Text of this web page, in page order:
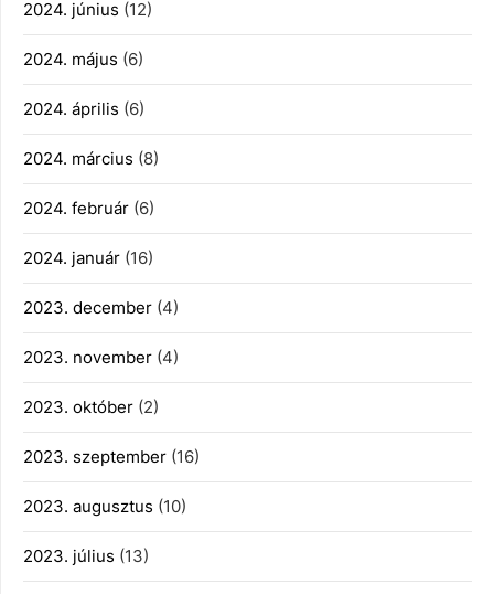
2024. június (12)
2024. május (6)
2024. április (6)
2024. március (8)
2024. február (6)
2024. január (16)
2023. december (4)
2023. november (4)
2023. október (2)
2023. szeptember (16)
2023. augusztus (10)
2023. július (13)